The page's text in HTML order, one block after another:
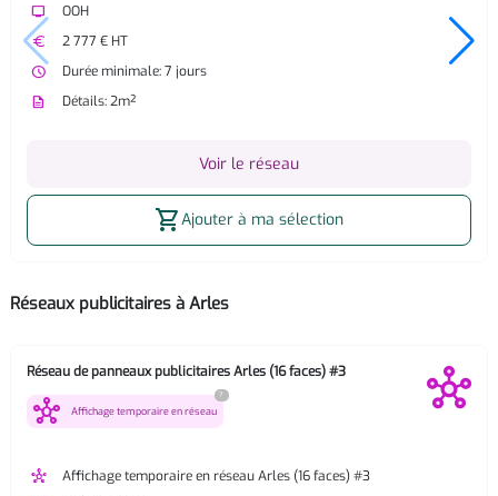
tv
OOH
euro
2 777 € HT
watch_later
Durée minimale: 7 jours
description
Détails: 2m²
Voir le réseau
shopping_cartAjouter à ma sélection
Réseaux publicitaires à Arles
Réseau de panneaux publicitaires Arles (16 faces) #3
hub Affichage temporaire en réseau
?
hub
Affichage temporaire en réseau Arles (16 faces) #3